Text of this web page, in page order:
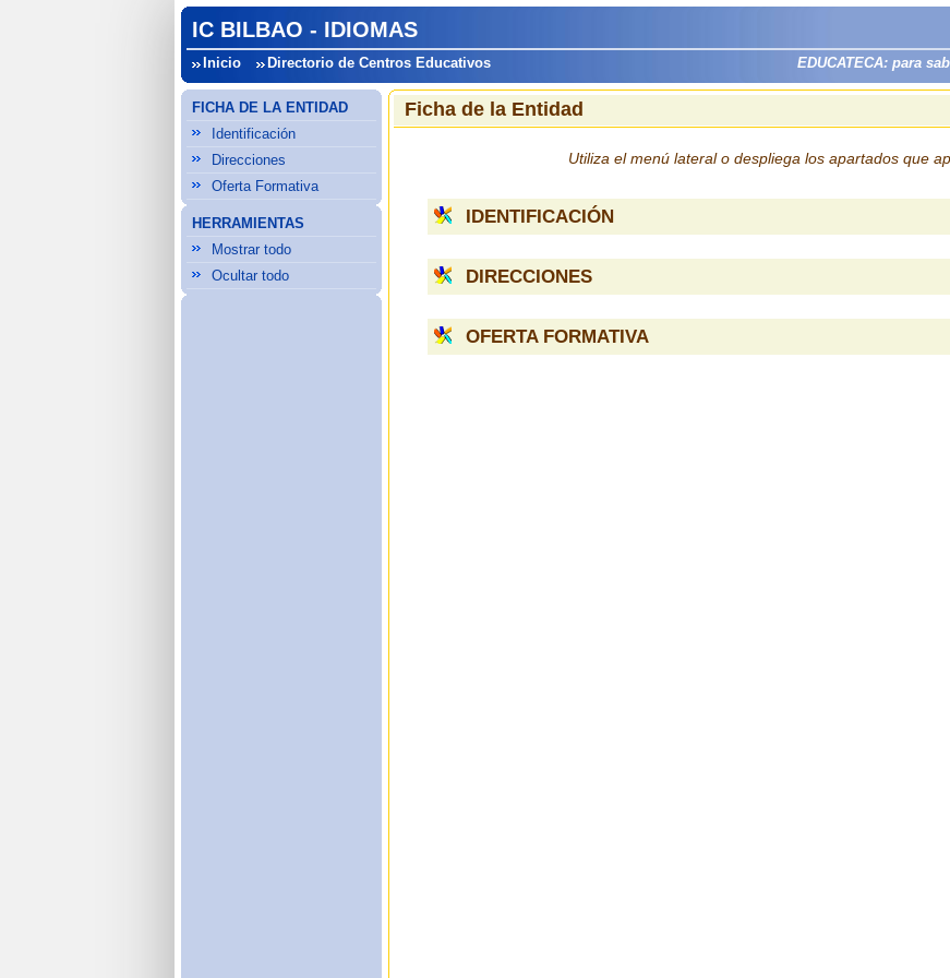
IC BILBAO - IDIOMAS
Inicio Directorio de Centros Educativos EDUCATECA: para
FICHA DE LA ENTIDAD
Identificación
Direcciones
Oferta Formativa
HERRAMIENTAS
Mostrar todo
Ocultar todo
Ficha de la Entidad
Utiliza el menú lateral o despliega los apartados que
IDENTIFICACIÓN
DIRECCIONES
OFERTA FORMATIVA